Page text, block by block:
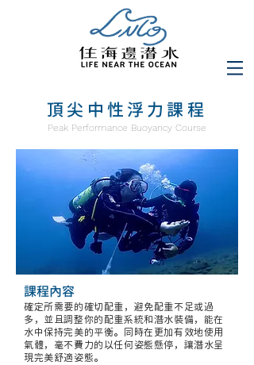
頂尖中性浮力課程
Peak Performance Buoyancy Course
課程內容
確定所需要的確切配重，避免配重不足或過
多，並且調整你的配重系統和潛水裝備，能在
水中保持完美的平衡。同時在更加有效地使用
氣體，毫不費力的以任何姿態懸停，讓潛水呈
現完美舒適姿態。